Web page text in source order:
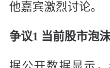
他嘉宾激烈讨论。
争议1 当前股市泡